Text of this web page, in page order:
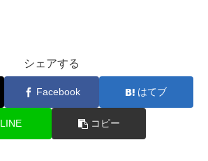
シェアする
Facebook はてブ
LINE コピー